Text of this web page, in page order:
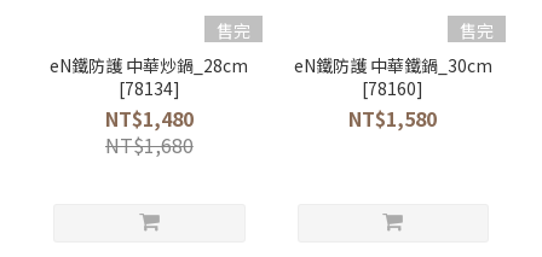
售完
eN鐵防護 中華炒鍋_28cm
[78134]
NT$1,480
NT$1,680
售完
eN鐵防護 中華鐵鍋_30cm
[78160]
NT$1,580